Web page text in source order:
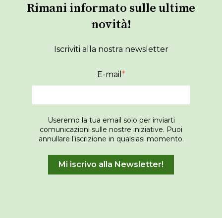
Rimani informato sulle ultime
novità!
Iscriviti alla nostra newsletter
E-mail *
Useremo la tua email solo per inviarti
comunicazioni sulle nostre iniziative. Puoi
annullare l'iscrizione in qualsiasi momento.